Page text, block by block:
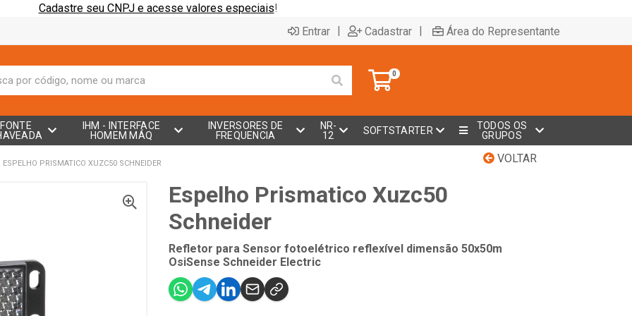
Cadastre seu CNPJ e acesse valores especiais!
Entrar | Cadastrar | Área do Representante
0
FONTE
IHM - INTERFACE
HOMEM MÁQ
INVERSORES DE
FREQUENCIA
NR-
12
SOFTSTARTER
TODOS OS
GRUPOS
VOLTAR
ESPELHO PRISMATICO XUZC50 SCHNEIDER
Espelho Prismatico Xuzc50
Schneider
Refletor para Sensor fotoelétrico reflexível dimensão 50x50m
OsiSense Schneider Electric